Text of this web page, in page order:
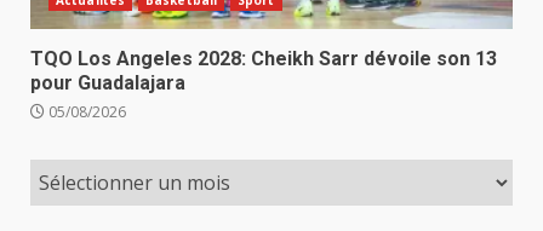
TQO Los Angeles 2028: Cheikh Sarr dévoile son 13
pour Guadalajara
05/08/2026